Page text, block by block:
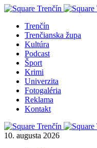
Trenčín
Trenčianska župa
Kultúra
Podcast
Šport
Krimi
Univerzita
Fotogaléria
Reklama
Kontakt
10. augusta 2026